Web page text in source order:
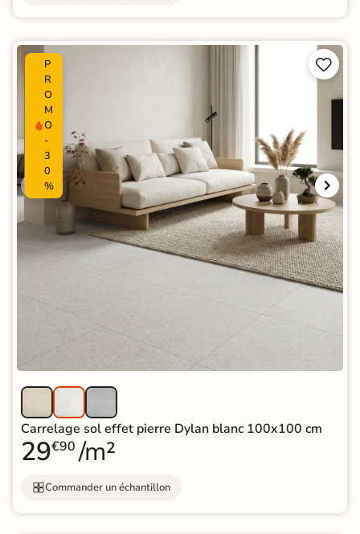
P
R
O
M
O
-
3
0
%


Carrelage sol effet pierre Dylan blanc 100x100 cm
29€90 /m²
Commander un échantillon